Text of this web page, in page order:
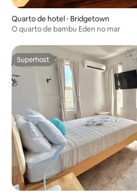
Quarto de hotel ⋅ Bridgetown
O quarto de bambu Eden no mar
Superhost
Superhost